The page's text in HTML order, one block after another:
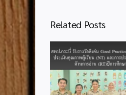
Related Posts
ลดีเด่น
สำนักงานลู
ร่วมกับสำนั
พื้นที่การ